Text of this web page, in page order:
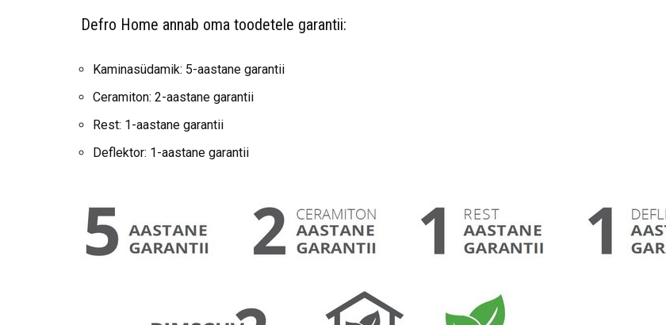
Defro Home annab oma toodetele garantii:
Kaminasüdamik: 5-aastane garantii
Ceramiton: 2-aastane garantii
Rest: 1-aastane garantii
Deflektor: 1-aastane garantii